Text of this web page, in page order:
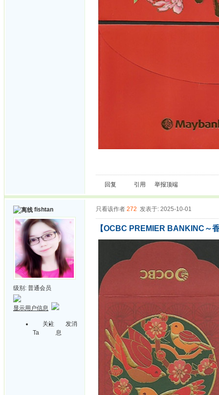
回复 引用 举报顶端
fishtan
级别: 普通会员
显示用户信息
关注
Ta
发消
息
只看该作者 272 发表于: 2025-10-01
【OCBC PREMIER BANKINC～